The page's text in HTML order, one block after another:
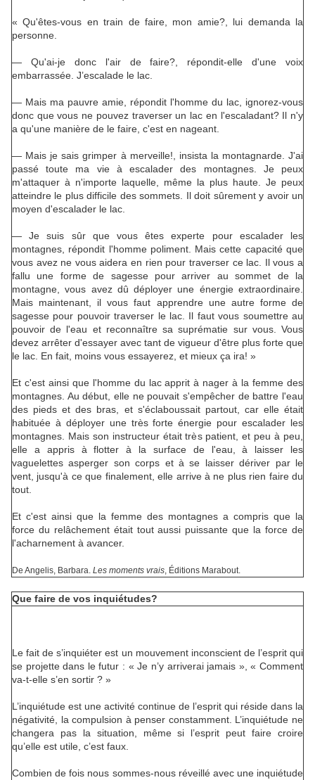
« Qu'êtes-vous en train de faire, mon amie?, lui demanda la
personne.
— Qu'ai-je donc l'air de faire?, répondit-elle d'une voix
embarrassée. J’escalade le lac.
— Mais ma pauvre amie, répondit l'homme du lac, ignorez-vous
donc que vous ne pouvez traverser un lac en l'escaladant? Il n'y
a qu'une manière de le faire, c'est en nageant.
— Mais je sais grimper à merveille!, insista la montagnarde. J'ai
passé toute ma vie à escalader des montagnes. Je peux
m'attaquer à n'importe laquelle, même la plus haute. Je peux
atteindre le plus difficile des sommets. Il doit sûrement y avoir un
moyen d'escalader le lac.
— Je suis sûr que vous êtes experte pour escalader les
montagnes, répondit l'homme poliment. Mais cette capacité que
vous avez ne vous aidera en rien pour traverser ce lac. Il vous a
fallu une forme de sagesse pour arriver au sommet de la
montagne, vous avez dû déployer une énergie extraordinaire.
Mais maintenant, il vous faut apprendre une autre forme de
sagesse pour pouvoir traverser le lac. Il faut vous soumettre au
pouvoir de l'eau et reconnaître sa suprématie sur vous. Vous
devez arrêter d'essayer avec tant de vigueur d'être plus forte que
le lac. En fait, moins vous essayerez, et mieux ça ira! »
Et c'est ainsi que l'homme du lac apprit à nager à la femme des
montagnes. Au début, elle ne pouvait s'empêcher de battre l'eau
des pieds et des bras, et s'éclaboussait partout, car elle était
habituée à déployer une très forte énergie pour escalader les
montagnes. Mais son instructeur était très patient, et peu à peu,
elle a appris à flotter à la surface de l'eau, à laisser les
vaguelettes asperger son corps et à se laisser dériver par le
vent, jusqu'à ce que finalement, elle arrive à ne plus rien faire du
tout.
Et c'est ainsi que la femme des montagnes a compris que la
force du relâchement était tout aussi puissante que la force de
l'acharnement à avancer.
De Angelis, Barbara. Les moments vrais, Éditions Marabout.
Que faire de vos inquiétudes?
Le fait de s’inquiéter est un mouvement inconscient de l’esprit qui
se projette dans le futur : « Je n’y arriverai jamais », « Comment
va-t-elle s’en sortir ? »
L’inquiétude est une activité continue de l’esprit qui réside dans la
négativité, la compulsion à penser constamment. L’inquiétude ne
changera pas la situation, même si l’esprit peut faire croire
qu’elle est utile, c’est faux.
Combien de fois nous sommes-nous réveillé avec une inquiétude